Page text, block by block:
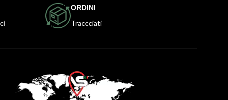
ORDINI
Traccciati